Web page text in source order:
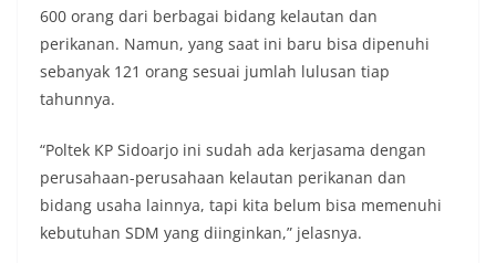
600 orang dari berbagai bidang kelautan dan
perikanan. Namun, yang saat ini baru bisa dipenuhi
sebanyak 121 orang sesuai jumlah lulusan tiap
tahunnya.
“Poltek KP Sidoarjo ini sudah ada kerjasama dengan
perusahaan-perusahaan kelautan perikanan dan
bidang usaha lainnya, tapi kita belum bisa memenuhi
kebutuhan SDM yang diinginkan,” jelasnya.